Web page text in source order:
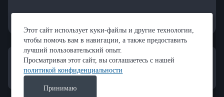
Этот сайт использует куки-файлы и другие технологии,
чтобы помочь вам в навигации, а также предоставить
лучший пользовательский опыт.
Просматривая этот сайт, вы соглашаетесь с нашей
политикой конфиденциальности
Принимаю